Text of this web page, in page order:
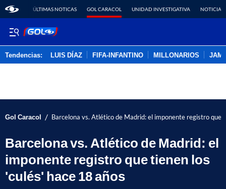
ÚLTIMAS NOTICAS GOL CARACOL UNIDAD INVESTIGATIVA NOTICIAS
Tendencias: LUIS DÍAZ FIFA-INFANTINO MILLONARIOS
Gol Caracol / Barcelona vs. Atlético de Madrid: el imponente registro que
Barcelona vs. Atlético de Madrid: el
imponente registro que tienen los
'culés' hace 18 años